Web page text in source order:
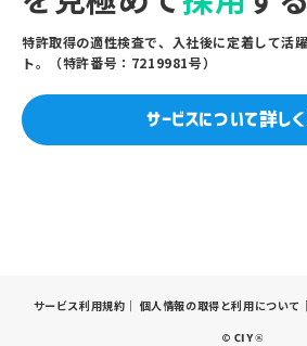
特許取得の適性検査で、入社後に定着して活
ト。（特許番号：7219981号）
サービスについて詳し
サービス利用規約 ｜個人情報の取得と利用について
© CIY®